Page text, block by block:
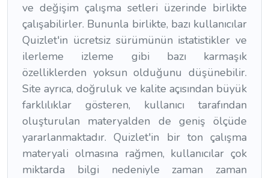
ve değişim çalışma setleri üzerinde birlikte
çalışabilirler. Bununla birlikte, bazı kullanıcılar
Quizlet'in ücretsiz sürümünün istatistikler ve
ilerleme izleme gibi bazı karmaşık
özelliklerden yoksun olduğunu düşünebilir.
Site ayrıca, doğruluk ve kalite açısından büyük
farklılıklar gösteren, kullanıcı tarafından
oluşturulan materyalden de geniş ölçüde
yararlanmaktadır. Quizlet'in bir ton çalışma
materyali olmasına rağmen, kullanıcılar çok
miktarda bilgi nedeniyle zaman zaman